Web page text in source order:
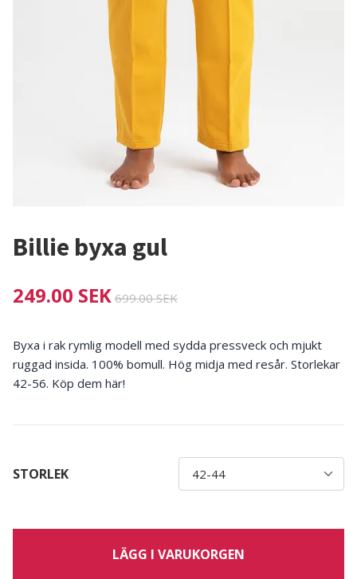
Billie byxa gul
249.00 SEK 699.00 SEK
Byxa i rak rymlig modell med sydda pressveck och mjukt
ruggad insida. 100% bomull. Hög midja med resår. Storlekar
42-56. Köp dem här!
STORLEK
LÄGG I VARUKORGEN